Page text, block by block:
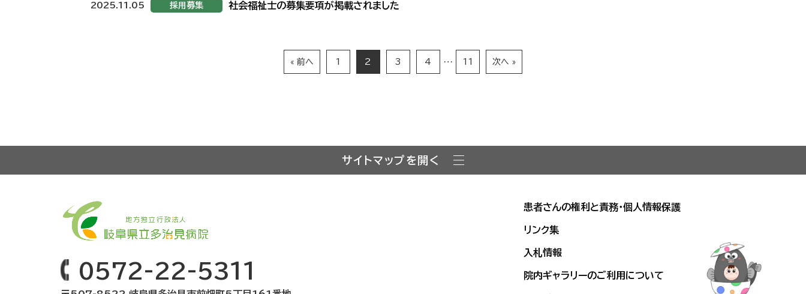
2025.11.05 採用募集 社会福祉士の募集要項が掲載されました
« 前へ 1 2 3 4 … 11 次へ »
サイトマップを開く
0572-22-5311
患者さんの権利と責務・個人情報保護
リンク集
入札情報
院内ギャラリーのご利用について